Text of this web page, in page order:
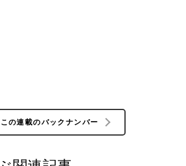
この連載のバックナンバー